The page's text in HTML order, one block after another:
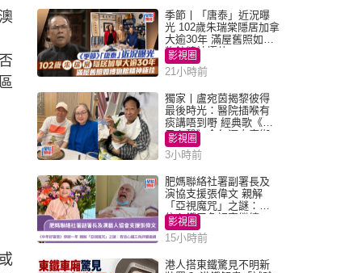
季節丨「唐泰」近況曝
光 102歲朱瑞棠隱居加拿
大逾30年 滿屋舊照如博
物館精神極佳
影視圈
21小時前
獨家丨盧宛茵揭黎彼得
最後時光：醫院插喉有
痰講唔到嘢 經典歌《浪
子心聲》金句源自廟街
睇相佬
影視圈
3小時前
肥媽聯絡社署副署長及
演協支援張偉文 親解
「亞視魔咒」之謎：有
信心鐵三角評審繼續
影視圈
15小時前
港人搭東鐵驚見不明新